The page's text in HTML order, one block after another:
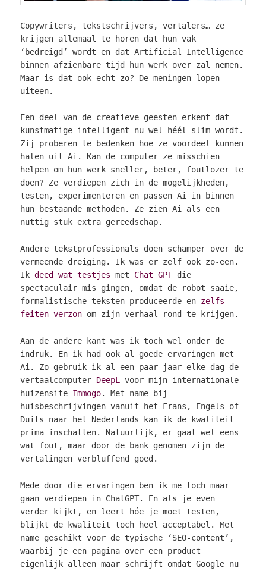
Copywriters, tekstschrijvers, vertalers… ze
krijgen allemaal te horen dat hun vak
‘bedreigd’ wordt en dat Artificial Intelligence
binnen afzienbare tijd hun werk over zal nemen.
Maar is dat ook echt zo? De meningen lopen
uiteen.
Een deel van de creatieve geesten erkent dat
kunstmatige intelligent nu wel héél slim wordt.
Zij proberen te bedenken hoe ze voordeel kunnen
halen uit Ai. Kan de computer ze misschien
helpen om hun werk sneller, beter, foutlozer te
doen? Ze verdiepen zich in de mogelijkheden,
testen, experimenteren en passen Ai in binnen
hun bestaande methoden. Ze zien Ai als een
nuttig stuk extra gereedschap.
Andere tekstprofessionals doen schamper over de
vermeende dreiging. Ik was er zelf ook zo-een.
Ikdeed wat testjes met Chat GPTdie
spectaculair mis gingen, omdat de robot saaie,
formalistische teksten produceerde en zelfs
feiten verzon om zijn verhaal rond te krijgen.
Aan de andere kant was ik toch wel onder de
indruk. En ik had ook al goede ervaringen met
Ai. Zo gebruik ik al een paar jaar elke dag de
vertaalcomputer DeepL voor mijn internationale
huizensite Immogo. Met name bij
huisbeschrijvingen vanuit het Frans, Engels of
Duits naar het Nederlands kan ik de kwaliteit
prima inschatten. Natuurlijk, er gaat wel eens
wat fout, maar door de bank genomen zijn de
vertalingen verbluffend goed.
Mede door die ervaringen ben ik me toch maar
gaan verdiepen in ChatGPT. En als je even
verder kijkt, en leert hóe je moet testen,
blijkt de kwaliteit toch heel acceptabel. Met
name geschikt voor de typische ‘SEO-content’,
waarbij je een pagina over een product
eigenlijk alleen maar schrijft omdat Google nu